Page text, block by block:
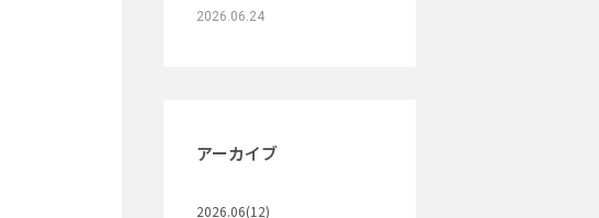
2026.06.24
アーカイブ
2026.06(12)